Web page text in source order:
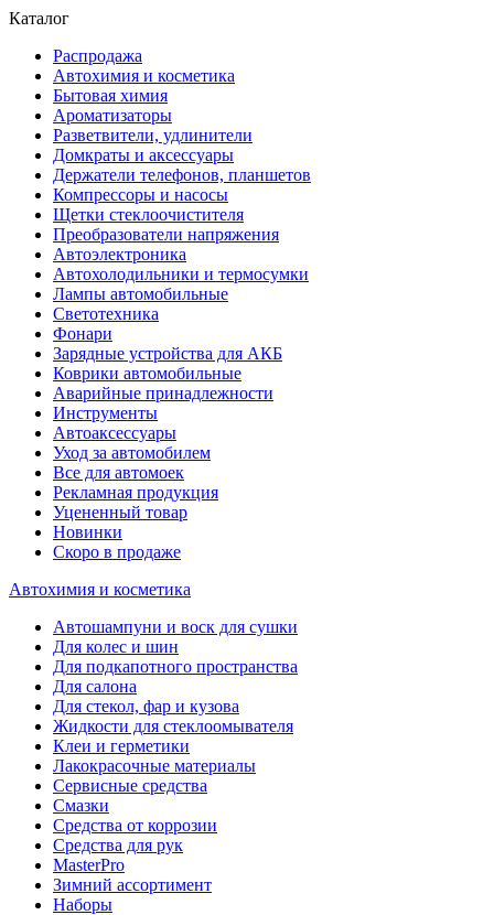
Каталог
Распродажа
Автохимия и косметика
Бытовая химия
Ароматизаторы
Разветвители, удлинители
Домкраты и аксессуары
Держатели телефонов, планшетов
Компрессоры и насосы
Щетки стеклоочистителя
Преобразователи напряжения
Автоэлектроника
Автохолодильники и термосумки
Лампы автомобильные
Светотехника
Фонари
Зарядные устройства для АКБ
Коврики автомобильные
Аварийные принадлежности
Инструменты
Автоаксессуары
Уход за автомобилем
Все для автомоек
Рекламная продукция
Уцененный товар
Новинки
Скоро в продаже
Автохимия и косметика
Автошампуни и воск для сушки
Для колес и шин
Для подкапотного пространства
Для салона
Для стекол, фар и кузова
Жидкости для стеклоомывателя
Клеи и герметики
Лакокрасочные материалы
Сервисные средства
Смазки
Средства от коррозии
Средства для рук
MasterPro
Зимний ассортимент
Наборы